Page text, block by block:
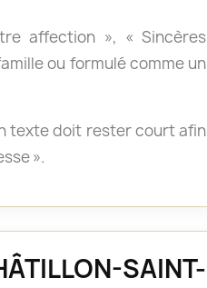
affection », « Sincères
ou formulé comme un
texte doit rester court afin
».
SAINT-